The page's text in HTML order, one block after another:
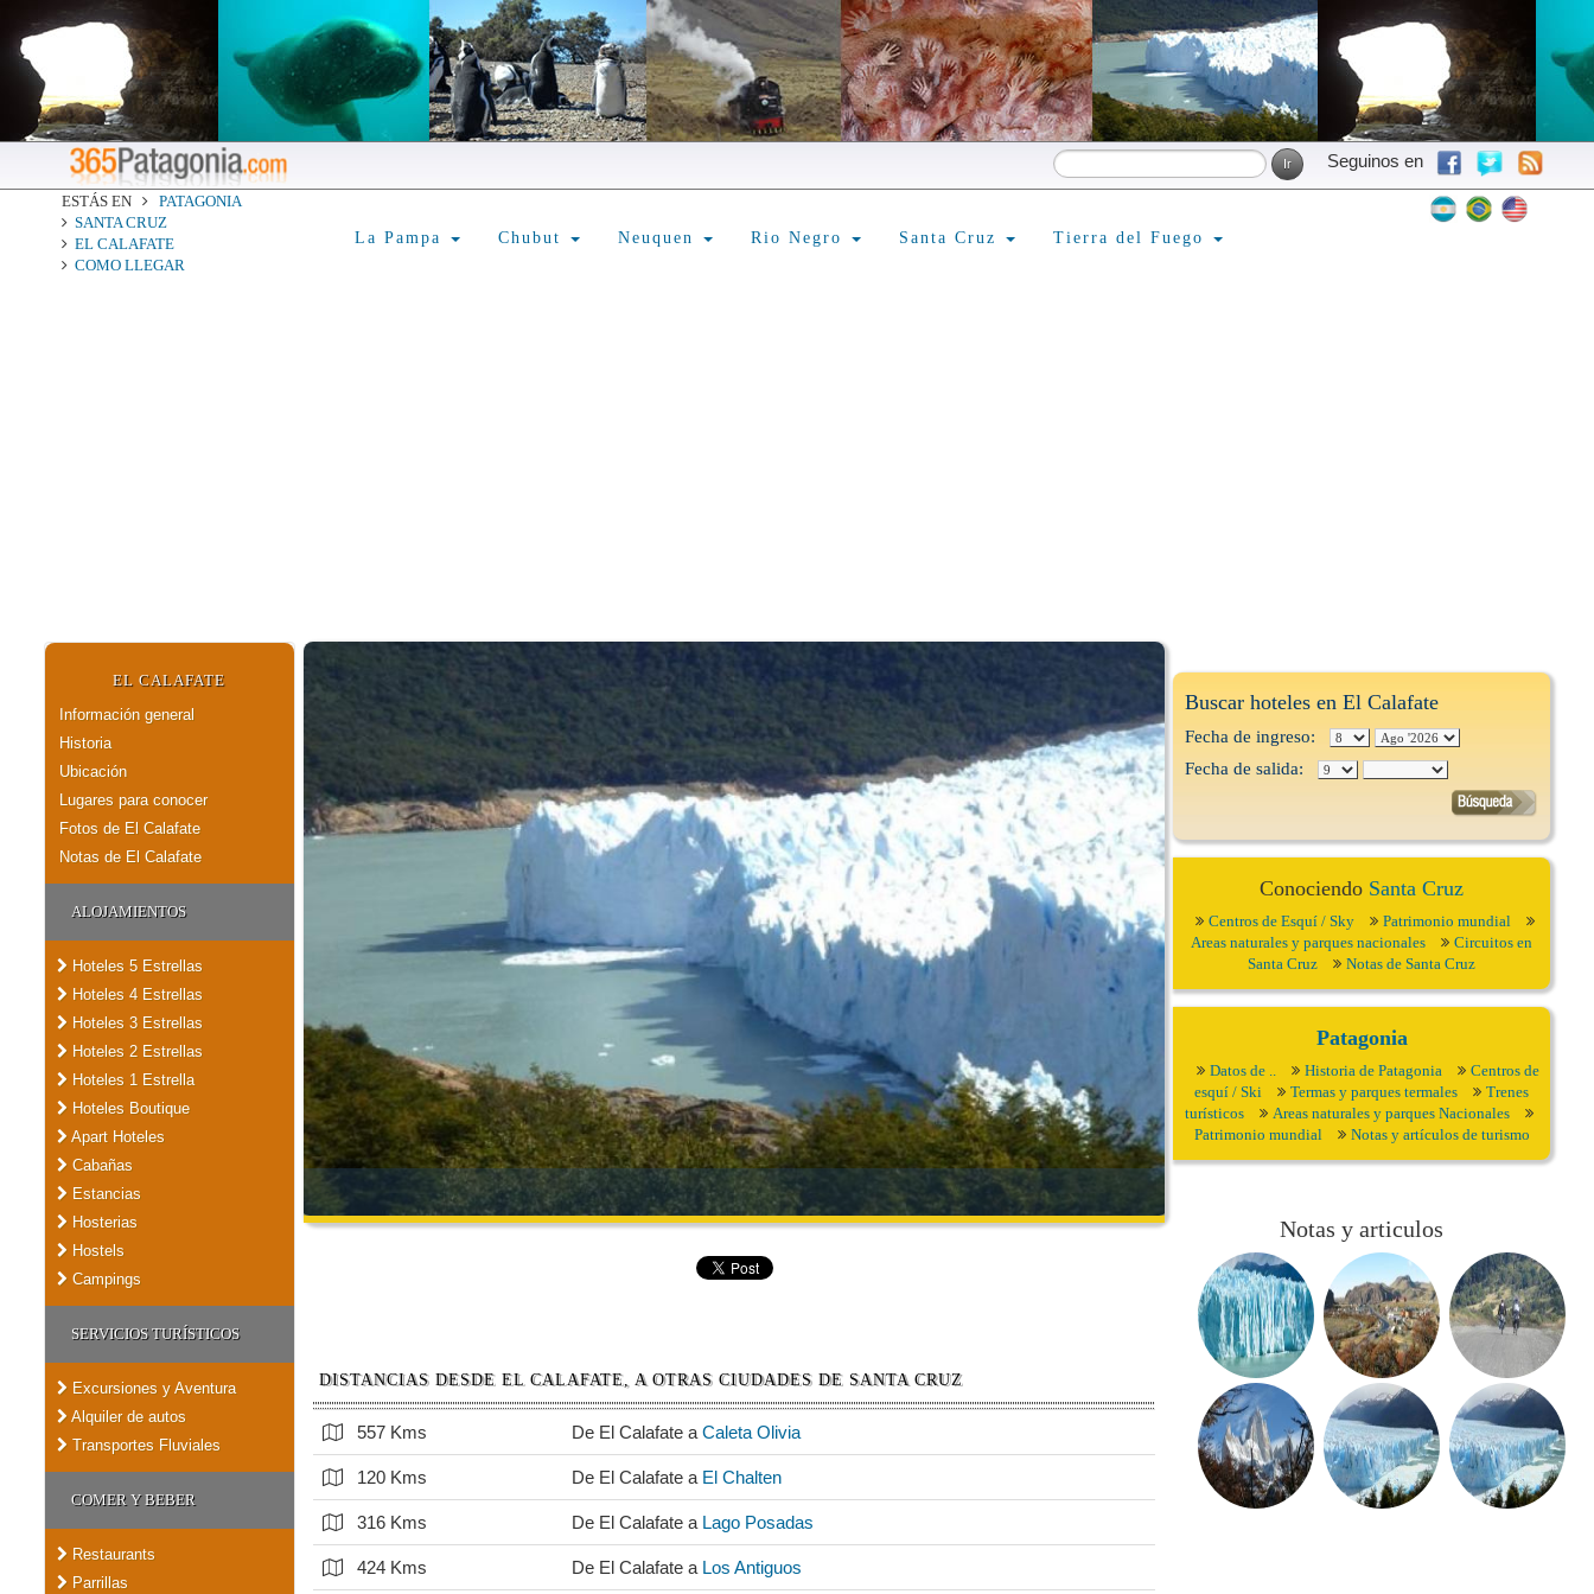
Seguinos en
ESTÁS EN
PATAGONIA
SANTA CRUZ
EL CALAFATE
COMO LLEGAR
La Pampa Chubut Neuquen Rio Negro Santa Cruz Tierra del Fuego
EL CALAFATE
Información general
Historia
Ubicación
Lugares para conocer
Fotos de El Calafate
Notas de El Calafate
ALOJAMIENTOS
Hoteles 5 Estrellas
Hoteles 4 Estrellas
Hoteles 3 Estrellas
Hoteles 2 Estrellas
Hoteles 1 Estrella
Hoteles Boutique
Apart Hoteles
Cabañas
Estancias
Hosterias
Hostels
Campings
SERVICIOS TURÍSTICOS
Excursiones y Aventura
Alquiler de autos
Transportes Fluviales
COMER Y BEBER
Restaurants
Parrillas
DISTANCIAS DESDE EL CALAFATE, A OTRAS CIUDADES DE SANTA CRUZ
557 Kms De El Calafate a Caleta Olivia
120 Kms De El Calafate a El Chalten
316 Kms De El Calafate a Lago Posadas
424 Kms De El Calafate a Los Antiguos
Buscar hoteles en El Calafate
Fecha de ingreso:
Fecha de salida:
Conociendo Santa Cruz
Centros de Esquí / Sky
Patrimonio mundial
Areas naturales y parques nacionales
Circuitos en
Santa Cruz
Notas de Santa Cruz
Patagonia
Datos de .. Historia de Patagonia
Centros de
esquí / Ski
Termas y parques termales
Trenes
turísticos
Areas naturales y parques Nacionales
Patrimonio mundial
Notas y artículos de turismo
Notas y articulos